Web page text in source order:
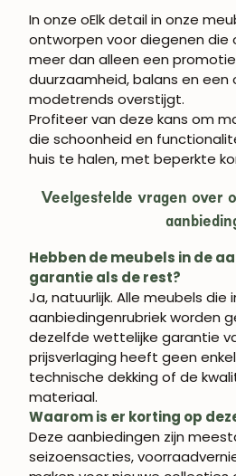
In onze oElk detail in onze
ontworpen voor diegenen die
meer dan alleen een
duurzaamheid, balans en
modetrends overstijgt.
Profiteer van deze kans om
die schoonheid en
huis te halen, met beperkte
Veelgestelde vragen over
Hebben de meubels in de
garantie als de rest?
Ja, natuurlijk. Alle meubels die
aanbiedingenrubriek worden
dezelfde wettelijke garantie
prijsverlaging heeft geen
technische dekking of de
materiaal.
Waarom is er korting op
Deze aanbiedingen zijn
seizoensacties,